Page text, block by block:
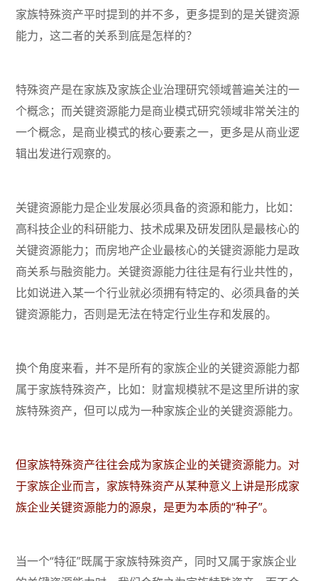
家族特殊资产平时提到的并不多，更多提到的是关键资源
能力，这二者的关系到底是怎样的？
特殊资产是在家族及家族企业治理研究领域普遍关注的一
个概念；而关键资源能力是商业模式研究领域非常关注的
一个概念，是商业模式的核心要素之一，更多是从商业逻
辑出发进行观察的。
关键资源能力是企业发展必须具备的资源和能力，比如：
高科技企业的科研能力、技术成果及研发团队是最核心的
关键资源能力；而房地产企业最核心的关键资源能力是政
商关系与融资能力。关键资源能力往往是有行业共性的，
比如说进入某一个行业就必须拥有特定的、必须具备的关
键资源能力，否则是无法在特定行业生存和发展的。
换个角度来看，并不是所有的家族企业的关键资源能力都
属于家族特殊资产，比如：财富规模就不是这里所讲的家
族特殊资产，但可以成为一种家族企业的关键资源能力。
但家族特殊资产往往会成为家族企业的关键资源能力。对
于家族企业而言，家族特殊资产从某种意义上讲是形成家
族企业关键资源能力的源泉，是更为本质的“种子”。
当一个“特征”既属于家族特殊资产，同时又属于家族企业